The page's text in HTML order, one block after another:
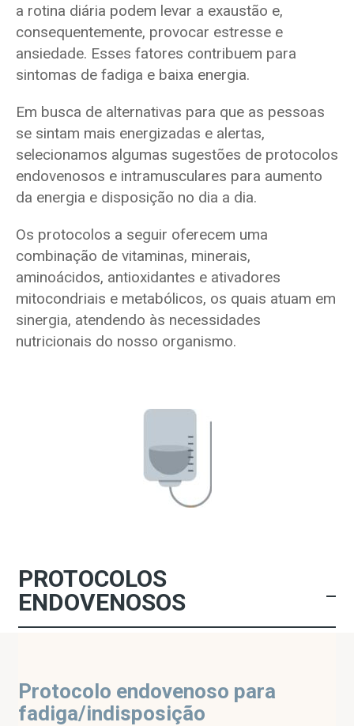
a rotina diária podem levar a exaustão e,
consequentemente, provocar estresse e
ansiedade. Esses fatores contribuem para
sintomas de fadiga e baixa energia.
Em busca de alternativas para que as pessoas
se sintam mais energizadas e alertas,
selecionamos algumas sugestões de protocolos
endovenosos e intramusculares para aumento
da energia e disposição no dia a dia.
Os protocolos a seguir oferecem uma
combinação de vitaminas, minerais,
aminoácidos, antioxidantes e ativadores
mitocondriais e metabólicos, os quais atuam em
sinergia, atendendo às necessidades
nutricionais do nosso organismo.
PROTOCOLOS
ENDOVENOSOS
Protocolo endovenoso para
fadiga/indisposição